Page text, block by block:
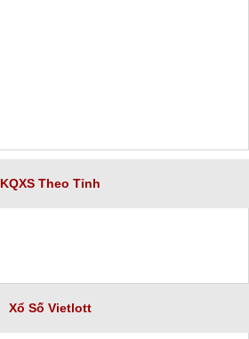
KQXS Theo Tỉnh
Xổ Số Vietlott